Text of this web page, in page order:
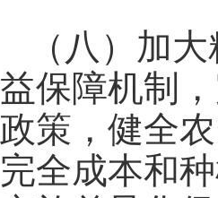
（八）加
益保障机制
政策，健全
完全成本和